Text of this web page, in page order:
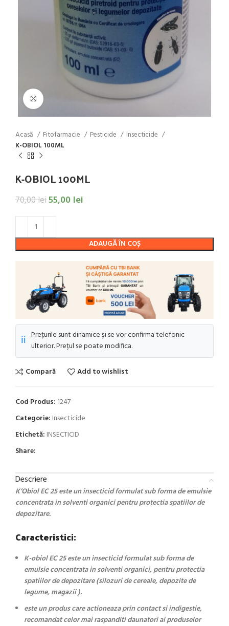
Click to enlarge
Acasă Fitofarmacie Pesticide
Insecticide
K-OBIOL 100ML
K-OBIOL 100ML
70,00lei55,00 lei
ADAUGĂ ÎN COȘ
ℹ️ Prețurile sunt dinamice și se vor confirma telefonic
ulterior. Prețul se poate modifica.
Compară Add to wishlist
Cod Produs: 1247
Categorie: Insecticide
Etichetă: INSECTICID
Share:
Descriere
K’Obiol EC 25 este un insecticid formulat sub forma de emulsie
concentrata in solventi organici pentru protectia spatiilor de
depozitare.
Caracteristici:
K-obiol EC 25 este un insecticid formulat sub forma de
emulsie concentrata in solventi organici, pentru protectia
spatiilor de depozitare (silozuri de cereale, depozite de
legume, magazii ).
este un produs care actioneaza prin contact si indigestie,
recomandat celor mai raspanditi daunatori ai produselor